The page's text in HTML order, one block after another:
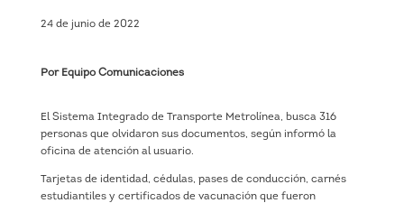
24 de junio de 2022
Por Equipo Comunicaciones
El Sistema Integrado de Transporte Metrolínea, busca 316
personas que olvidaron sus documentos, según informó la
oficina de atención al usuario.
Tarjetas de identidad, cédulas, pases de conducción, carnés
estudiantiles y certificados de vacunación que fueron